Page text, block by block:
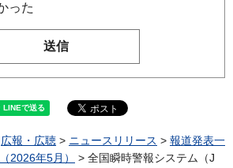
った
広報・広聴 > ニュースリリース > 報道発表一
2026年5月）
> 全国瞬時警報システム（J